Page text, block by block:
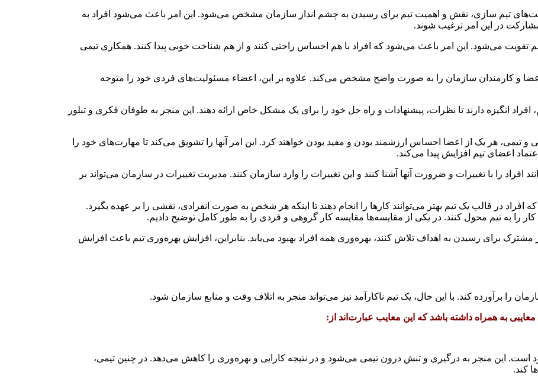
تیم سازی، نقش و اهمیت تیم برای رسیدن به چشم انداز سازمان مشخص می‌شود. این امر باعث می‌شود افراد به
در این امر ترغیب شوند.
تقویت می‌شود. این امر باعث می‌شود که افراد با هم احساس راحتی کنند و از هم شناخت خوبی پیدا کنند. همکاری تیمی
و کارمندان سازمان را به صورت واضح مشخص می‌کند. علاوه بر این، اعضاء مسئولیت‌های فردی خود را متوجه
انگیزه دارند تا نظرات، پیشنهادات و راه حل خود را برای یک مشکل خاص ارائه دهند. این منجر به طوفان فکری و تبلور
و تیمی، هر یک از اعضا احساس ارزشمند بودن و مفید بودن خواهند کرد. این امر آنها را تشویق می‌کند تا مهارت‌های خود را
اعضای تیم افزایش پیدا می‌کند.
را با تغییرات و ضرورت آنها آشنا کنند و این تغییرات را وارد سازمان کنند. مدیریت تغییرات در سازمان می‌تواند بر
افراد در قالب یک تیم بهتر می‌توانند کارها را انجام دهند تا اینکه هر شخص به صورت انفرادی، نقشی را بر عهده بگیرد.
را به تیم محول کنند. در یکی از مقایسه‌ها مقایسه کار گروهی و فردی را به طور کامل توضیح دادیم.
برای رسیدن به اهداف تلاش کنند، بهره‌وری همه افراد بهبود می‌یابد. بنابراین، افزایش بهره‌وری تیم باعث افزایش
را برآورده کند. با این حال، یک تیم ناکارآمد نیز می‌تواند منجر به اتلاف وقت و منابع سازمان شود.
به همراه داشته باشد که این معایب عبارت‌اند از:
است. این منجر به درگیری و تنش درون تیمی می‌شود و در نتیجه کارایی و بهره‌وری را کاهش می‌دهد. در چنین تیمی،
کند.